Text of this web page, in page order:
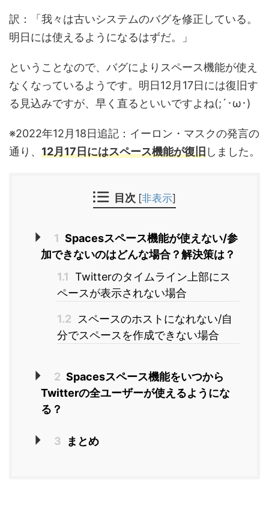
訳：「我々は古いシステムのバグを修正している。
明日には使えるようになるはずだ。」
ということなので、バグによりスペース機能が使え
なくなっているようです。明日12月17日には復旧す
る見込みですが、早く直るといいですよね(;´･ω･)
※2022年12月18日追記：イーロン・マスクの発言の
通り、 12月17日にはスペース機能が復旧しました。
目次 [非表示]
1 Spacesスペース機能が使えない/参
加できないのはどんな場合？解決策は？
1.1 Twitterのタイムライン上部にス
ペースが表示されない場合
1.2
スペースのホストになれない/自
分でスペースを作成できない場合
2 Spacesスペース機能をいつから
Twitterの全ユーザーが使えるようにな
る？
3 まとめ